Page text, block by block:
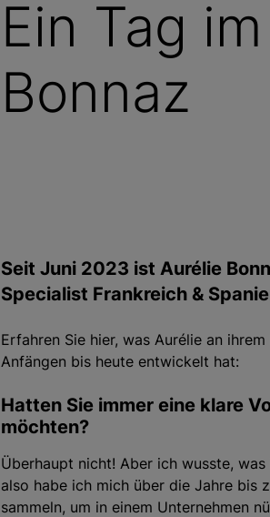
Ein Tag
Bonnaz
Seit Juni 2023 ist Aurélie
Specialist Frankreich &
Erfahren Sie hier, was Aurélie an
Anfängen bis heute entwickelt hat:
Hatten Sie immer eine klare
möchten?
Überhaupt nicht! Aber ich wusste,
also habe ich mich über die Jahre bis
sammeln, um in einem Unternehmen